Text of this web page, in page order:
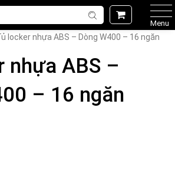
Menu
locker nhựa ABS – Dòng W400 – 16 ngăn
nhựa ABS –
– 16 ngăn